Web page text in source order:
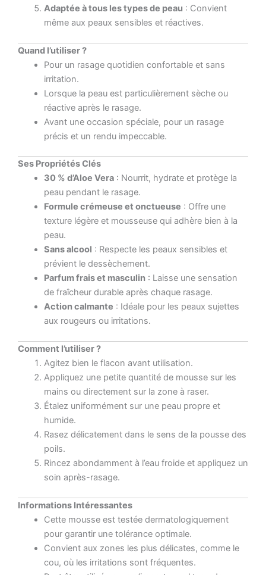
Adaptée à tous les types de peau : Convient
même aux peaux sensibles et réactives.
Quand l’utiliser ?
Pour un rasage quotidien confortable et sans
irritation.
Lorsque la peau est particulièrement sèche ou
réactive après le rasage.
Avant une occasion spéciale, pour un rasage
précis et un rendu impeccable.
Ses Propriétés Clés
30 % d’Aloe Vera: Nourrit, hydrate et protège la
peau pendant le rasage.
Formule crémeuse et onctueuse : Offre une
texture légère et mousseuse qui adhère bien à la
peau.
Sans alcool : Respecte les peaux sensibles et
prévient le dessèchement.
Parfum frais et masculin: Laisse une sensation
de fraîcheur durable après chaque rasage.
Action calmante : Idéale pour les peaux sujettes
aux rougeurs ou irritations.
Comment l’utiliser ?
Agitez bien le flacon avant utilisation.
Appliquez une petite quantité de mousse sur les
mains ou directement sur la zone à raser.
Étalez uniformément sur une peau propre et
humide.
Rasez délicatement dans le sens de la pousse des
poils.
Rincez abondamment à l’eau froide et appliquez un
soin après-rasage.
Informations Intéressantes
Cette mousse est testée dermatologiquement
pour garantir une tolérance optimale.
Convient aux zones les plus délicates, comme le
cou, où les irritations sont fréquentes.